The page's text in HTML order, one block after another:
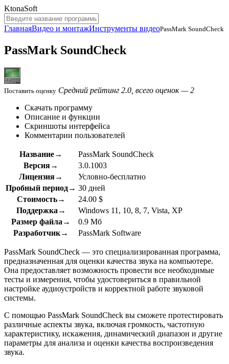
KtonaSoft
ГлавнаяВидео и монтажИнструменты видеоPassMark SoundCheck
PassMark SoundCheck
Поставить оценку Средний рейтинг 2.0, всего оценок — 2
Скачать программу
Описание и функции
Скриншоты интерфейса
Комментарии пользователей
Название→
PassMark SoundCheck
Версия→
3.0.1003
Лицензия→
Условно-бесплатно
Пробный период→ 30 дней
Стоимость→
24.00 $
Поддержка→
Windows 11, 10, 8, 7, Vista, XP
Размер файла→
0.9 Мб
Разработчик→
PassMark Software
PassMark SoundCheck — это специализированная программа,
предназначенная для оценки качества звука на компьютере.
Она предоставляет возможность провести все необходимые
тесты и измерения, чтобы удостовериться в правильной
настройке аудиоустройств и корректной работе звуковой
системы.
С помощью PassMark SoundCheck вы сможете протестировать
различные аспекты звука, включая громкость, частотную
характеристику, искажения, динамический диапазон и другие
параметры для анализа и оценки качества воспроизведения
звука.